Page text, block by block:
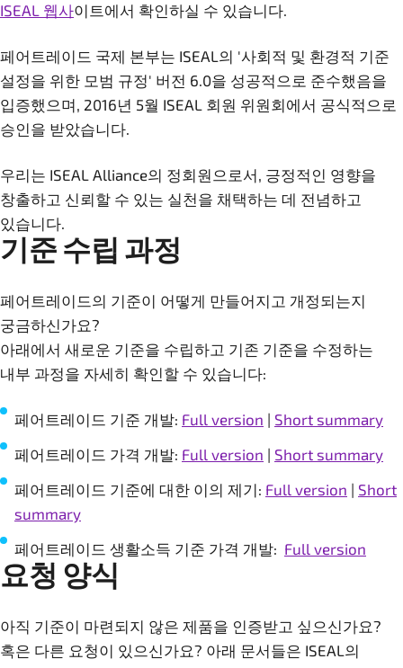
ISEAL 웹사이트에서 확인하실 수 있습니다.
페어트레이드 국제 본부는 ISEAL의 '사회적 및 환경적 기준
설정을 위한 모범 규정' 버전 6.0을 성공적으로 준수했음을
입증했으며, 2016년 5월 ISEAL 회원 위원회에서 공식적으로
승인을 받았습니다.
우리는 ISEAL Alliance의 정회원으로서, 긍정적인 영향을
창출하고 신뢰할 수 있는 실천을 채택하는 데 전념하고
있습니다.
기준 수립 과정
페어트레이드의 기준이 어떻게 만들어지고 개정되는지
궁금하신가요?
아래에서 새로운 기준을 수립하고 기존 기준을 수정하는
내부 과정을 자세히 확인할 수 있습니다:
페어트레이드 기준 개발: Full version | Short summary
페어트레이드 가격 개발: Full version | Short summary
페어트레이드 기준에 대한 이의 제기: Full version | Short
summary
페어트레이드 생활소득 기준 가격 개발: Full version
요청 양식
아직 기준이 마련되지 않은 제품을 인증받고 싶으신가요?
혹은 다른 요청이 있으신가요? 아래 문서들은 ISEAL의